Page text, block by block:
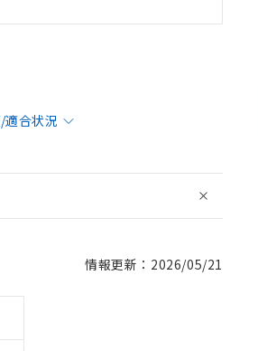
適合状況
情報更新：2026/05/21